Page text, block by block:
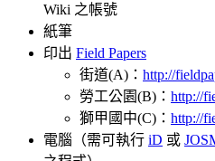
Wiki 之帳號
紙筆
印出 Field Papers
街道(A)： http://
勞工公園(B)： http://
獅甲國中(C)： http://
電腦（需可執行 iD 或